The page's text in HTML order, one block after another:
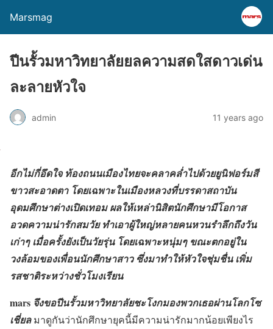
Marsmag
ปีนรั้วมหาวิทยาลัยยลความสดใสดาวเด่น
ละลายหัวใจ
admin 11 years ago
อีกไม่กี่อึดใจ ท้องถนนเมืองไทยจะคลาคล่ำไปด้วยยูนิฟอร์มสี
ขาวสะอาดตา โดยเฉพาะในเมืองหลวงที่บรรดาสถาบัน
อุดมศึกษาต่างเปิดเทอม ผลให้เหล่านิสิตนักศึกษามีโอกาส
อวดความน่ารักสมวัย ทำเอาผู้ใหญ่หลายคนหวนรำลึกถึงวัน
เก่าๆ เมื่อครั้งยังเป็นวัยรุ่น โดยเฉพาะหนุ่มๆ ขณะตกอยู่ใน
วงล้อมของเพื่อนนักศึกษาสาว ซึ่งมาทำให้หัวใจชุ่มชื่น เพิ่ม
รสชาติระหว่างชั่วโมงเรียน
mars จึงขอปีนรั้วมหาวิทยาลัยชะโงกมองพวกเธอผ่านโลกโซ
เชี่ยลมาดูกันว่านักศึกษายุคนี้มีความน่ารักมากน้อยเพียงไร